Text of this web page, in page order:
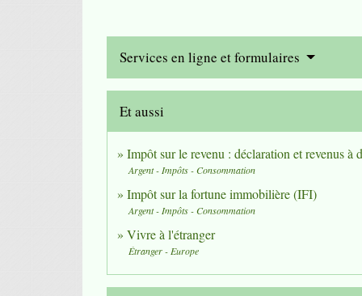
Services en ligne et formulaires
Et aussi
Impôt sur le revenu : déclaration et revenus à
Argent - Impôts - Consommation
Impôt sur la fortune immobilière (IFI)
Argent - Impôts - Consommation
Vivre à l'étranger
Étranger - Europe